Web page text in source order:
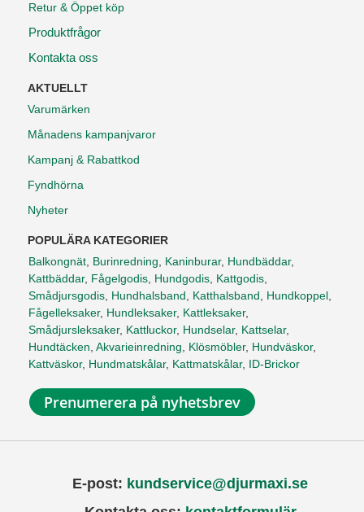
Retur & Öppet köp
Produktfrågor
Kontakta oss
AKTUELLT
Varumärken
Månadens kampanjvaror
Kampanj & Rabattkod
Fyndhörna
Nyheter
POPULÄRA KATEGORIER
Balkongnät Burinredning Kaninburar, Hundbäddar,
Kattbäddar, Fågelgodis Hundgodis Kattgodis
Smådjursgodis Hundhalsband Katthalsband Hundkoppel
Fågelleksaker, Hundleksaker, Kattleksaker,
Smådjursleksaker, Kattluckor, Hundselar, Kattselar,
Hundtäcken Akvarieinredning Klösmöbler, Hundväskor,
Kattväskor, Hundmatskålar, Kattmatskålar, ID-Brickor
Prenumerera på nyhetsbrev
E-post: kundservice@djurmaxi.se